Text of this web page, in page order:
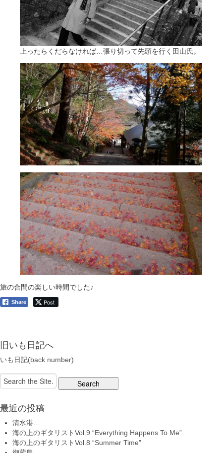
上ったらくだらなければ…張り切って先頭を行く田山氏。
旅の合間の楽しい時間でした♪
Share Post
旧いも日記へ
いも日記(back number)
Search
for:
最近の投稿
清水港…
海の上のギタリストVol.9 “Everything Happens To Me”
海の上のギタリストVol.8 “Summer Time”